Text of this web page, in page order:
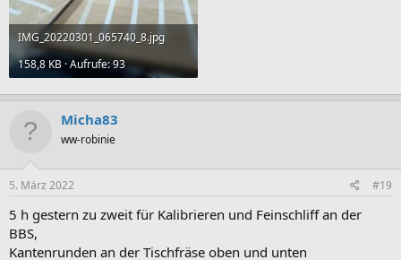
IMG_20220301_065740_8.jpg
158,8 KB · Aufrufe: 93
Micha83
ww-robinie
5. März 2022 #19
5 h gestern zu zweit für Kalibrieren und Feinschliff an der
BBS,
Kantenrunden an der Tischfräse oben und unten